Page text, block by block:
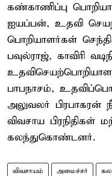
கண்காணிப்பு
ஐயப்பன், உதவி
பொறியாளர்கள்
பவுல்ராஜ், காவிரி
உதவிசெயற்பொறியாளர்,
பாபநாசம்,
அலுவலர் பிரபாகரன்
விவசாய பிரநிதிகள்
கலந்துகொண்டனர்.
விவசாயம் அமைச்சர்